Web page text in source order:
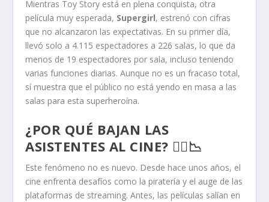
Mientras Toy Story está en plena conquista, otra
película muy esperada, Supergirl, estrenó con cifras
que no alcanzaron las expectativas. En su primer día,
llevó solo a 4.115 espectadores a 226 salas, lo que da
menos de 19 espectadores por sala, incluso teniendo
varias funciones diarias. Aunque no es un fracaso total,
sí muestra que el público no está yendo en masa a las
salas para esta superheroína.
¿POR QUÉ BAJAN LAS
ASISTENTES AL CINE? 🚶‍♂️📉
Este fenómeno no es nuevo. Desde hace unos años, el
cine enfrenta desafíos como la piratería y el auge de las
plataformas de streaming. Antes, las películas salían en